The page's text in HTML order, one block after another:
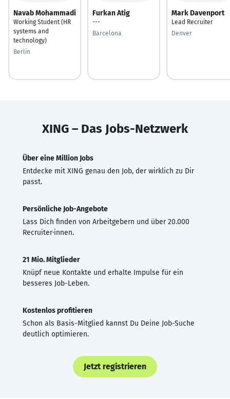
Navab Mohammadi
Working Student (HR
systems and
technology)
Berlin
Furkan Atig
---
Barcelona
Mark Davenport
Lead Recruiter
Denver
XING – Das Jobs-Netzwerk
Über eine Million Jobs
Entdecke mit XING genau den Job, der wirklich zu Dir
passt.
Persönliche Job-Angebote
Lass Dich finden von Arbeitgebern und über 20.000
Recruiter·innen.
21 Mio. Mitglieder
Knüpf neue Kontakte und erhalte Impulse für ein
besseres Job-Leben.
Kostenlos profitieren
Schon als Basis-Mitglied kannst Du Deine Job-Suche
deutlich optimieren.
Jetzt registrieren